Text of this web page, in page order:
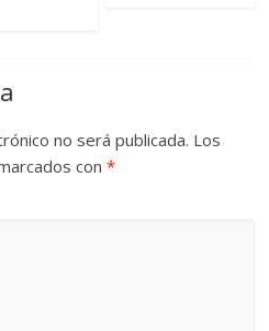
no será publicada. Los
con*